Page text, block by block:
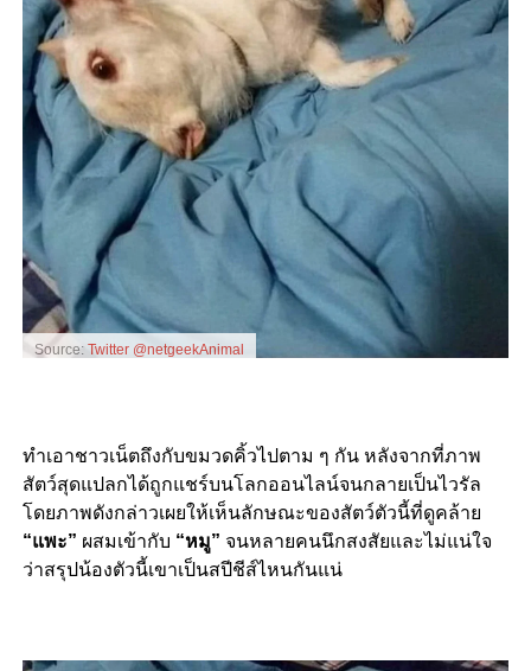
Source: Twitter @netgeekAnimal
ทำเอาชาวเน็ตถึงกับขมวดคิ้วไปตาม ๆ กัน หลังจากที่ภาพ
สัตว์สุดแปลกได้ถูกแชร์บนโลกออนไลน์จนกลายเป็นไวรัล
โดยภาพดังกล่าวเผยให้เห็นลักษณะของสัตว์ตัวนี้ที่ดูคล้าย
“แพะ” ผสมเข้ากับ “หมู” จนหลายคนนึกสงสัยและไม่แน่ใจ
ว่าสรุปน้องตัวนี้เขาเป็นสปีชีส์ไหนกันแน่